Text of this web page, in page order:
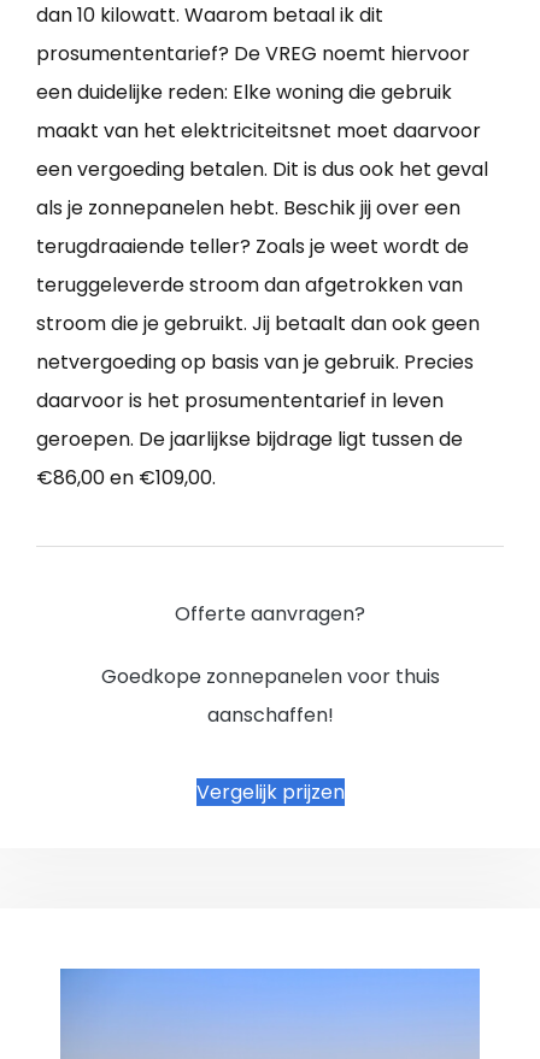
dan 10 kilowatt. Waarom betaal ik dit
prosumententarief? De VREG noemt hiervoor
een duidelijke reden: Elke woning die gebruik
maakt van het elektriciteitsnet moet daarvoor
een vergoeding betalen. Dit is dus ook het geval
als je zonnepanelen hebt. Beschik jij over een
terugdraaiende teller? Zoals je weet wordt de
teruggeleverde stroom dan afgetrokken van
stroom die je gebruikt. Jij betaalt dan ook geen
netvergoeding op basis van je gebruik. Precies
daarvoor is het prosumententarief in leven
geroepen. De jaarlijkse bijdrage ligt tussen de
€86,00 en €109,00.
Offerte aanvragen?
Goedkope zonnepanelen voor thuis
aanschaffen!
Vergelijk prijzen